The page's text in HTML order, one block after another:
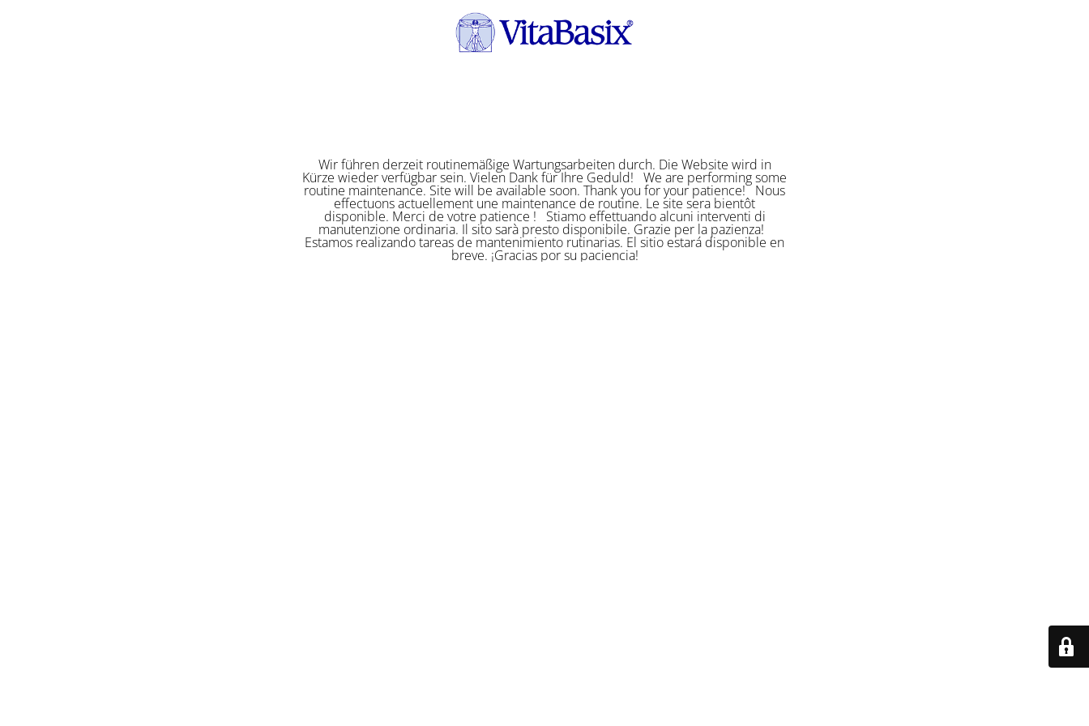
Wir führen derzeit routinemäßige Wartungsarbeiten durch. Die Website wird in
Kürze wieder verfügbar sein. Vielen Dank für Ihre Geduld! We are performing some
routine maintenance. Site will be available soon. Thank you for your patience! Nous
effectuons actuellement une maintenance de routine. Le site sera bientôt
disponible. Merci de votre patience ! Stiamo effettuando alcuni interventi di
manutenzione ordinaria. Il sito sarà presto disponibile. Grazie per la pazienza!
Estamos realizando tareas de mantenimiento rutinarias. El sitio estará disponible en
breve. ¡Gracias por su paciencia!